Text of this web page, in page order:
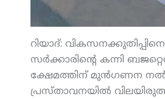
റിയാദ്:
സര്‍ക്കാരിന്റെ കന്നി
ക്ഷേമത്തിന് മുന്‍ഗണന
പ്രസ്താവനയില്‍